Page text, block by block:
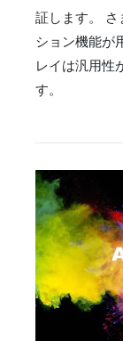
証します。
ション機能が
レイは汎用性
す。